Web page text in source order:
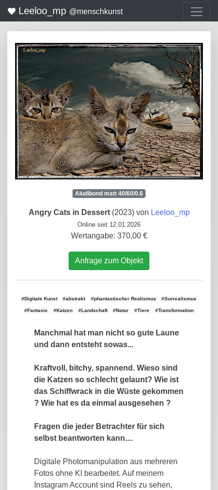
Leeloo_mp @menschkunst
Aludibond matt 40/60/0.6
Angry Cats in Dessert(2023) von Leeloo_mp
Online seit 12.01.2026
Wertangabe: 370,00 €
Anfrage zum Objekt
#Digitale Kunst #abstrakt #phantastischer Realismus #Surrealismus
#Fantasie #Katzen #Landschaft #Natur #Tiere #Transformation
Manchmal hat man nicht so gute Laune
und dann entsteht sowas...
Kraftvoll, bitchy, spannend. Wieso sind
die Katzen so schlecht gelaunt? Wie ist
das Schiffwrack in die Wüste gekommen
? Wie hat es da einmal ausgesehen ?
Fragen die jeder Betrachter für sich
selbst beantworten kann....
Digitale Photomanipulation aus mehreren
Fotos ohne KI bearbeitet. Auf meinem
Instagram Account sind Reels zu sehen,